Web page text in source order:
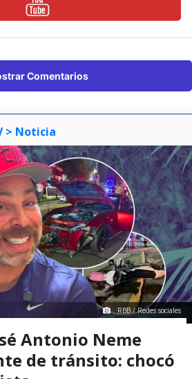
Comentarios
> Noticia
RBB / Redes sociales
Antonio Neme
de tránsito: chocó